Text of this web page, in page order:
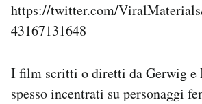
https://twitter.com/
43167131648
I film scritti o diretti da Gerwig e
spesso incentrati su personaggi